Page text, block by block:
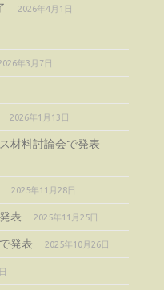
2026年4月1日
年3月7日
2026年1月13日
材料討論会で発表
2025年11月28日
表 2025年11月25日
発表 2025年10月26日